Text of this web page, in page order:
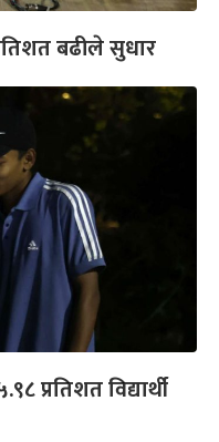
बढीले सुधार
प्रतिशत विद्यार्थी